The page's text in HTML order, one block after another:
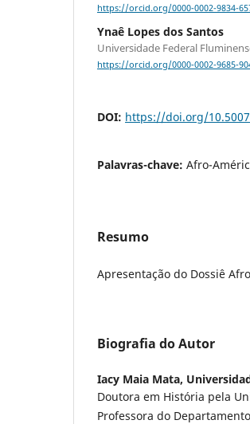
https://orcid.org/0000-0002-9834-
Ynaê Lopes dos Santos
Universidade Federal
https://orcid.org/0000-0002-9685-
DOI: https://doi.org/
Palavras-chave: Afro-
Resumo
Apresentação do Dossiê
Biografia do Autor
Iacy Maia Mata,
Doutora em História pela
Professora do